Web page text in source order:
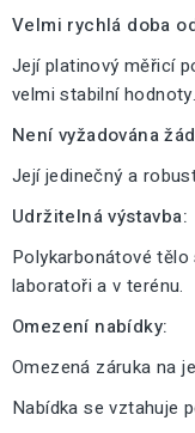
Velmi rychlá doba
Její platinový měřicí
velmi stabilní hodnoty.
Není vyžadována
Její jedinečný a
Udržitelná výstavba:
Polykarbonátové
laboratoři a v terénu.
Omezení nabídky:
Omezená záruka na
Nabídka se vztahuje